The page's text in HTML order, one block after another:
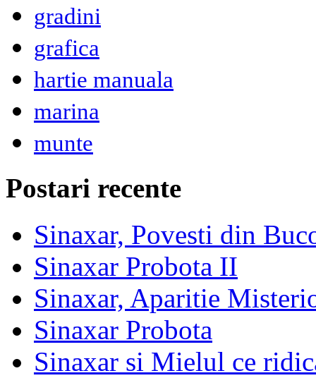
gradini
grafica
hartie manuala
marina
munte
Postari recente
Sinaxar, Povesti din
Sinaxar Probota II
Sinaxar, Aparitie
Sinaxar Probota
Sinaxar si Mielul ce